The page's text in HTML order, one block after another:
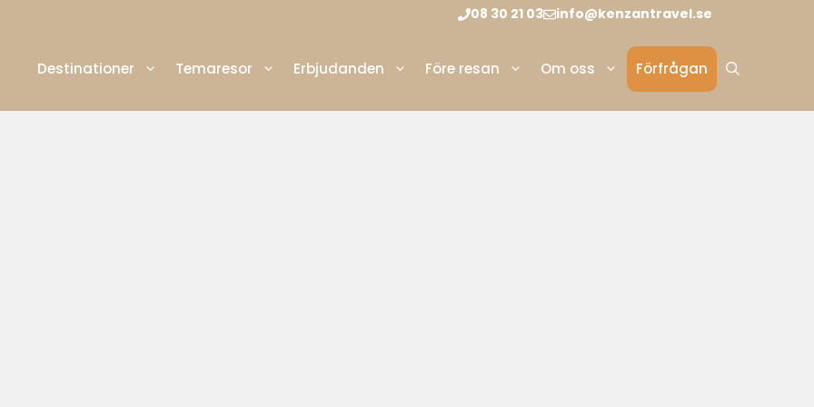
08 30 21 03 info@kenzantravel.se
Destinationer Temaresor Erbjudanden Före resan Om oss Förfrågan